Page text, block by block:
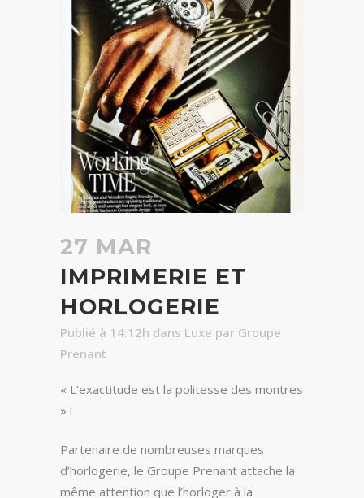
27 MAR
IMPRIMERIE ET
HORLOGERIE
Publié à 14:12h dans Luxe par Groupe
Prenant
« L’exactitude est la politesse des montres
» !
Partenaire de nombreuses marques
d’horlogerie, le Groupe Prenant attache la
même attention que l’horloger à la